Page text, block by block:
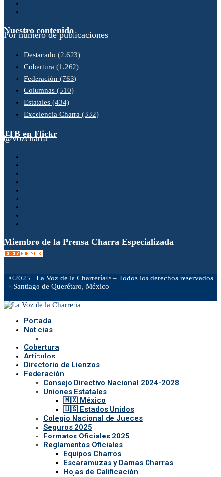
Nuestro contenido
Por número de publicaciones
Destacado (2.623)
Cobertura (1.262)
Federación (763)
Columnas (510)
Estatales (434)
Excelencia Charra (332)
JTB en Flickr
@vozcharra
Miembro de la Prensa Charra Especializada
©2025 · La Voz de la Charrería® – Todos los derechos reservados
· Santiago de Querétaro, México
Portada
Noticias
Cobertura
Artículos
Directorio de Lienzos
Federación
Consejo Directivo Nacional 2024-2028
Uniones Estatales
🇲🇽 México
🇺🇸 Estados Unidos
Colegio Nacional de Jueces
Seguros 2025
Formatos Oficiales 2025
Reglamentos Oficiales
Equipos Charros
Escaramuzas y Damas Charras
Hojas de Calificación